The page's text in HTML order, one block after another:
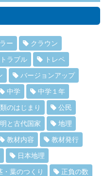
ー クラウン
トラブル トレペ
バージョンアップ
中学 中学１年
のはじまり 公民
と古代国家 地理
教材内容 教材発行
日本地理
・葉のつくり 正負の数